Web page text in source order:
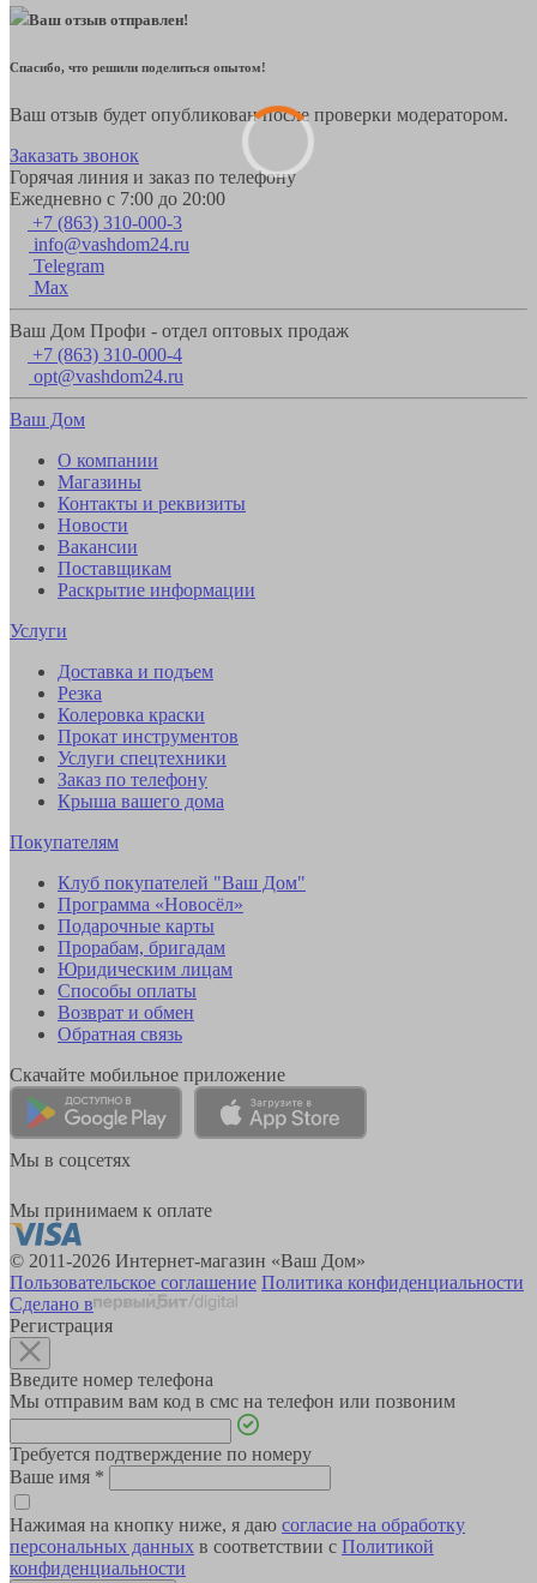
Ваш отзыв отправлен!
Спасибо, что решили поделиться опытом!
Ваш отзыв будет опубликован после проверки модератором.
Заказать звонок
Горячая линия и заказ по телефону
Ежедневно с 7:00 до 20:00
+7 (863) 310-000-3
info@vashdom24.ru
Telegram
Max
Ваш Дом Профи - отдел оптовых продаж
+7 (863) 310-000-4
opt@vashdom24.ru
Ваш Дом
О компании
Магазины
Контакты и реквизиты
Новости
Вакансии
Поставщикам
Раскрытие информации
Услуги
Доставка и подъем
Резка
Колеровка краски
Прокат инструментов
Услуги спецтехники
Заказ по телефону
Крыша вашего дома
Покупателям
Клуб покупателей "Ваш Дом"
Программа «Новосёл»
Подарочные карты
Прорабам, бригадам
Юридическим лицам
Способы оплаты
Возврат и обмен
Обратная связь
Скачайте мобильное приложение
Мы в соцсетях
Мы принимаем к оплате
© 2011-2026 Интернет-магазин «Ваш Дом»
Пользовательское соглашение Политика конфиденциальности
Сделано в
Регистрация
Введите номер телефона
Мы отправим вам код в смс на телефон или позвоним
Требуется подтверждение по номеру
Ваше имя *
Нажимая на кнопку ниже, я даю согласие на обработку
персональных данных в соответствии с Политикой
конфиденциальности